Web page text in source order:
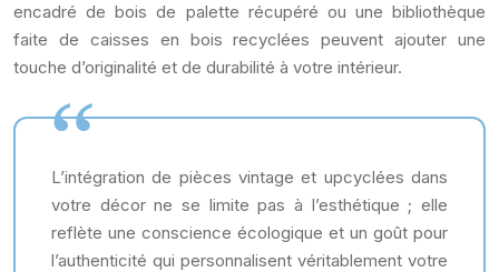
encadré de bois de palette récupéré ou une bibliothèque
faite de caisses en bois recyclées peuvent ajouter une
touche d’originalité et de durabilité à votre intérieur.
L’intégration de pièces vintage et upcyclées dans
votre décor ne se limite pas à l’esthétique ; elle
reflète une conscience écologique et un goût pour
l’authenticité qui personnalisent véritablement votre